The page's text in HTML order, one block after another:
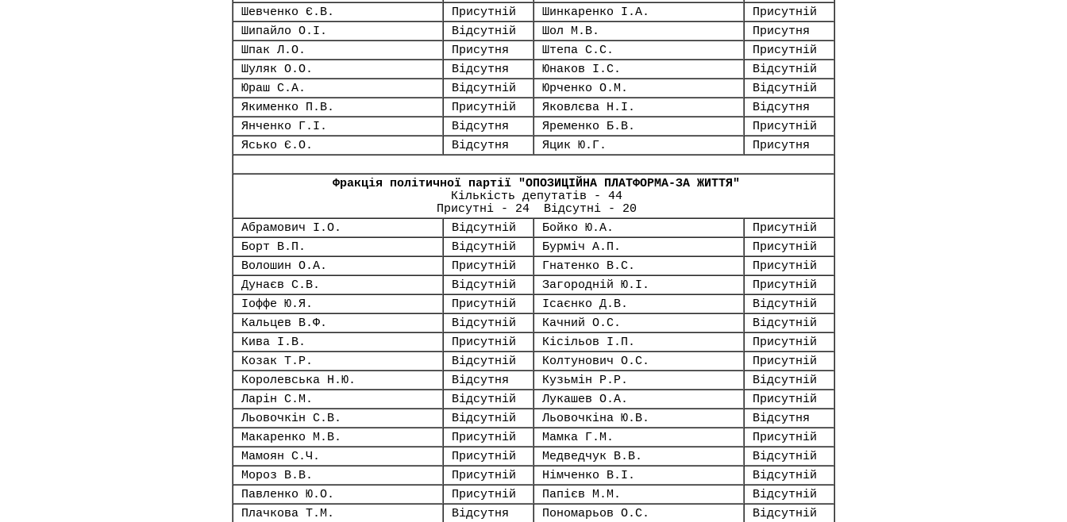
Шевченко Є.В.
Присутній Шинкаренко І.А.
Присутній
Шипайло О.І.
Відсутній Шол М.В.
Присутня
Шпак Л.О.
Присутня Штепа С.С.
Присутній
Шуляк О.О.
Відсутня Юнаков І.С.
Відсутній
Юраш С.А.
Відсутній Юрченко О.М.
Відсутній
Якименко П.В.
Присутній Яковлєва Н.І.
Відсутня
Янченко Г.І.
Відсутня Яременко Б.В.
Присутній
Ясько Є.О.
Відсутня Яцик Ю.Г. Присутня
Фракція політичної партії "ОПОЗИЦІЙНА ПЛАТФОРМА-ЗА ЖИТТЯ"
Кількість депутатів - 44
Присутні - 24 Відсутні - 20
Абрамович І.О.
Відсутній Бойко Ю.А.
Присутній
Борт В.П.
Відсутній Бурміч А.П.
Присутній
Волошин О.А.
Присутній Гнатенко В.С.
Присутній
Дунаєв С.В.
Відсутній Загородній Ю.І.
Присутній
Іоффе Ю.Я.
Присутній Ісаєнко Д.В.
Відсутній
Кальцев В.Ф.
Відсутній Качний О.С.
Відсутній
Кива І.В.
Присутній Кісільов І.П.
Присутній
Козак Т.Р.
Відсутній Колтунович О.С.
Присутній
Королевська Н.Ю.
Відсутня Кузьмін Р.Р.
Відсутній
Ларін С.М.
Відсутній Лукашев О.А.
Присутній
Льовочкін С.В.
Відсутній Льовочкіна Ю.В.
Відсутня
Макаренко М.В.
Присутній Мамка Г.М.
Присутній
Мамоян С.Ч.
Присутній Медведчук В.В.
Відсутній
Мороз В.В.
Присутній Німченко В.І.
Відсутній
Павленко Ю.О.
Присутній Папієв М.М.
Відсутній
Плачкова Т.М.
Відсутня Пономарьов О.С. Відсутній